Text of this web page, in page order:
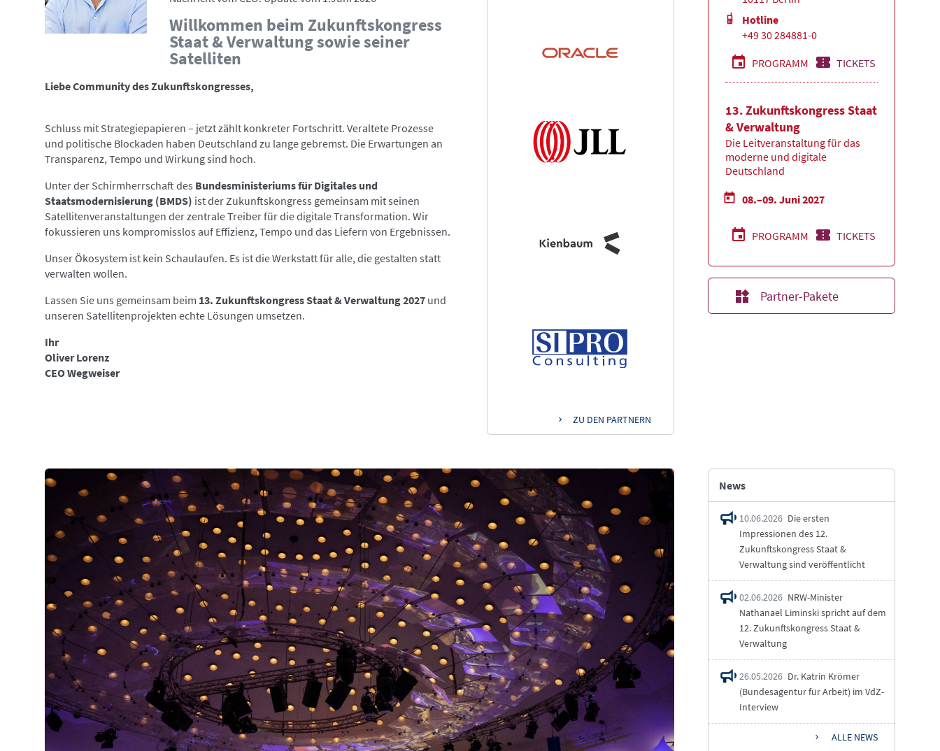
© Willkommen beim Zukunftskongress
Staat & Verwaltung sowie seiner
Satelliten
Liebe Community des Zukunftskongresses,
Schluss mit Strategiepapieren – jetzt zählt konkreter Fortschritt. Veraltete Prozesse
und politische Blockaden haben Deutschland zu lange gebremst. Die Erwartungen an
Transparenz, Tempo und Wirkung sind hoch.
Unter der Schirmherrschaft des Bundesministeriums für Digitales und
Staatsmodernisierung (BMDS) ist der Zukunftskongress gemeinsam mit seinen
Satellitenveranstaltungen der zentrale Treiber für die digitale Transformation. Wir
fokussieren uns kompromisslos auf Effizienz, Tempo und das Liefern von Ergebnissen.
Unser Ökosystem ist kein Schaulaufen. Es ist die Werkstatt für alle, die gestalten statt
verwalten wollen.
Lassen Sie uns gemeinsam beim 13. Zukunftskongress Staat & Verwaltung 2027 und
unseren Satellitenprojekten echte Lösungen umsetzen.
Ihr
Oliver Lorenz
CEO Wegweiser
ZU DEN PARTNERN
Hotline
+49 30 284881-0
PROGRAMM
TICKETS
13. Zukunftskongress Staat
& Verwaltung
Die Leitveranstaltung für das
moderne und digitale
Deutschland
08.–09. Juni 2027
PROGRAMM TICKETS
Partner-Pakete
News
10.06.2026 Die ersten
Impressionen des 12.
Zukunftskongress Staat &
Verwaltung sind veröffentlicht
02.06.2026 NRW-Minister
Nathanael Liminski spricht auf dem
12. Zukunftskongress Staat &
Verwaltung
26.05.2026 Dr. Katrin Krömer
(Bundesagentur für Arbeit) im VdZ-
Interview
ALLE NEWS